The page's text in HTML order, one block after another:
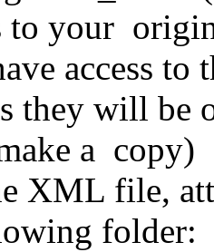
to your
access to
they will be
a copy)
XML file,
folder: